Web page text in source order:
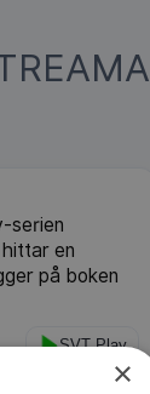
serien
en
på boken
SVT Play
×